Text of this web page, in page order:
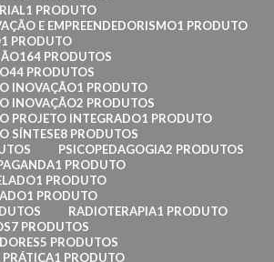
1 PRODUTO
E EMPREENDEDORISMO1 PRODUTO
1 PRODUTO
164 PRODUTOS
44 PRODUTOS
INOVAÇÃO1 PRODUTO
INOVAÇÃO2 PRODUTOS
PROJETO INTEGRADO1 PRODUTO
SÍNTESE8 PRODUTOS
PSICOPEDAGOGIA2 PRODUTOS
1 PRODUTO
1 PRODUTO
1 PRODUTO
RADIOTERAPIA1 PRODUTO
7 PRODUTOS
5 PRODUTOS
PRÁTICA1 PRODUTO